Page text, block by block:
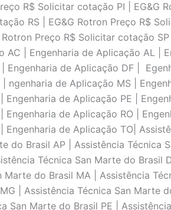
R$ Solicitar cotaçāo PI | EG&G
RS | EG&G Rotron Preço R$
Preço R$ Solicitar cotaçāo
AC | Engenharia de Aplicaçāo AL |
Engenharia de Aplicaçāo DF |
ngenharia de Aplicaçāo MS |
Engenharia de Aplicaçāo PE |
Engenharia de Aplicaçāo RO |
Engenharia de Aplicaçāo TO|
do Brasil AP | Assistência
Técnica San Marte do
Marte do Brasil MA | Assistência
| Assistência Técnica San Marte
San Marte do Brasil PE |